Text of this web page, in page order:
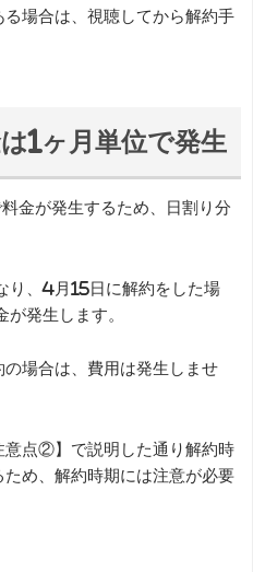
場合は、視聴してから解約手
1ヶ月単位で発生
金が発生するため、日割り分
り、4月15日に解約をした場
発生します。
場合は、費用は発生しませ
意点②】で説明した通り解約時
め、解約時期には注意が必要